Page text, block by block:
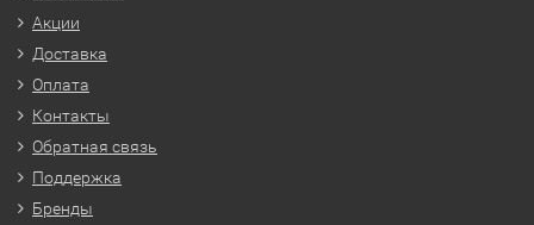
Акции
Доставка
Оплата
Контакты
Обратная связь
Поддержка
Бренды